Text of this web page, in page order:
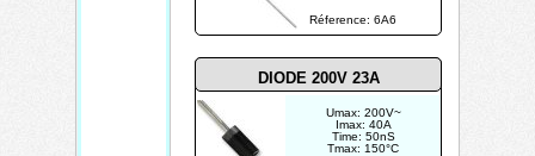
Réference: 6A6
Umax: 200V~
Imax: 40A
Time: 50nS
Tmax: 150°C
courant inverse max.
(25°C): 10µA
tension directe max.:
DIODE 200V 23A